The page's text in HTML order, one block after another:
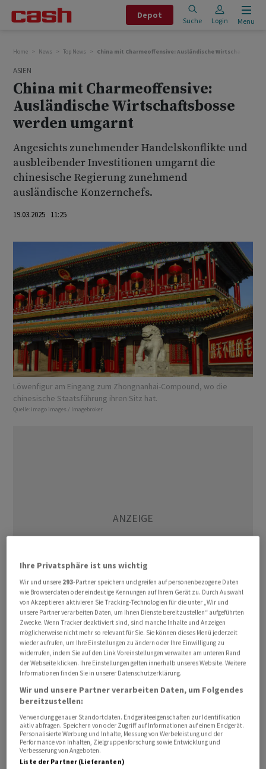
Depot
Suche Login Menu
Home News Top News China mit Charmeoffensive: Ausländische
ASIEN
China mit Charmeoffensive:
Ausländische Wirtschaftsbosse
werden umgarnt
Angesichts zunehmender Handelskonflikte und
ausbleibender Investitionen umgarnt die
chinesische Regierung zunehmend
ausländische Konzernchefs.
19.03.2025 11:25
Löwenfigur am Eingang zum Zhongnanhai-Compound, wo die
chinesische Staatsführung ihren Sitz hat.
Quelle: imago images / Imagebroker
Seit Februar haben Handelsminister Wang Wentao,
dessen Vize und weitere Handelsvertreter mindestens
zehn Führungskräfte multinationaler Firmen wie Airbus,
PepsiCo und Procter & Gamble empfangen, ergab eine
Auswertung der Nachrichtenagentur Reuters. «Stabile,
gesunde und nachhaltige Wirtschafts- und
Handelsbeziehungen zwischen China und den USA
liegen im grundlegenden Interesse beider Länder und
kommen auch globalen Unternehmen zugute», sagte
Vize-Handelsminister Wang Shouwen zu PepsiCo-Chef
Ihre Privatsphäre ist uns wichtig
Wir und unsere 293-Partner speichern und greifen auf personenbezogene Daten
wie Browserdaten oder eindeutige Kennungen auf Ihrem Gerät zu. Durch Auswahl
von Akzeptieren aktivieren Sie Tracking-Technologien für die unter „Wir und
unsere Partner verarbeiten Daten, um Ihnen Dienste bereitzustellen“ aufgeführten
Zwecke. Wenn Tracker deaktiviert sind, sind manche Inhalte und Anzeigen
möglicherweise nicht mehr so relevant für Sie. Sie können dieses Menü jederzeit
wieder aufrufen, um Ihre Einstellungen zu ändern oder Ihre Einwilligung zu
widerrufen, indem Sie auf den Link Voreinstellungen verwalten am unteren Rand
der Webseite klicken. Ihre Einstellungen gelten innerhalb unseres Website. Weitere
Informationen finden Sie in unserer Datenschutzerklärung.
Wir und unsere Partner verarbeiten Daten, um Folgendes
bereitzustellen:
Verwendung genauer Standortdaten. Endgeräteeigenschaften zur Identifikation
aktiv abfragen. Speichern von oder Zugriff auf Informationen auf einem Endgerät.
Personalisierte Werbung und Inhalte, Messung von Werbeleistung und der
Performance von Inhalten, Zielgruppenforschung sowie Entwicklung und
Verbesserung von Angeboten.
Liste der Partner (Lieferanten)